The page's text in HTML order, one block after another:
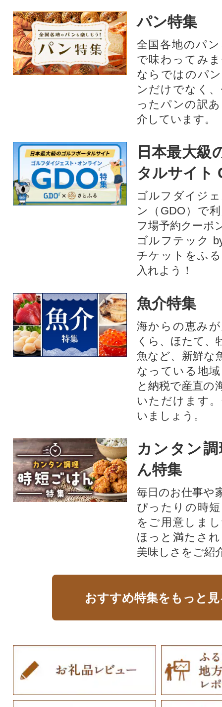
パン特集
全国各地のパ
で味わってみ
ならではのパ
ンだけでなく
ったパンの訳
介しています。
日本最大級
タルサイト
ゴルフダイジ
ン（GDO）で
フ場予約クーポ
ゴルフテック
チケットをふ
入れよう！
魚介特集
海からの恵み
くら、ほたて、
魚など、新鮮な
なっている地
と納税で産直の
いただけます
いましょう。
カンタン
ん特集
毎日のお仕事や
ぴったりの時
をご用意しま
ほっと満たさ
美味しさをご紹
おすすめ特集をもっと